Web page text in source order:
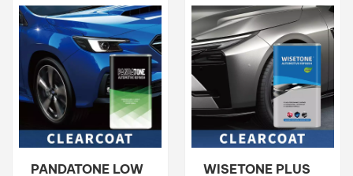
Русский
Español
Português
PANDATONE LOW
WISETONE PLUS